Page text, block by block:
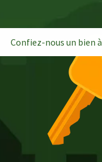
Confiez-nous un bien à